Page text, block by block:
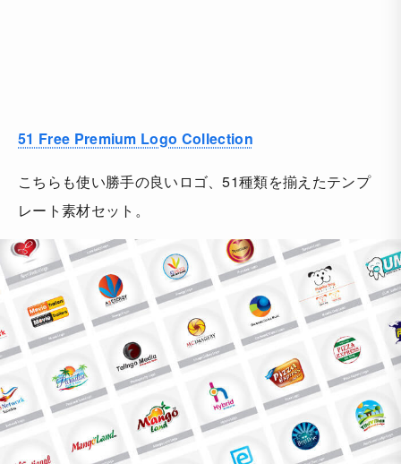
51 Free Premium Logo Collection
こちらも使い勝手の良いロゴ、51種類を揃えたテンプ
レート素材セット。